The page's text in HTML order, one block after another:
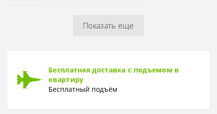
Показать еще
Бесплатная доставка с подъемом в
квартиру
Бесплатный подъём